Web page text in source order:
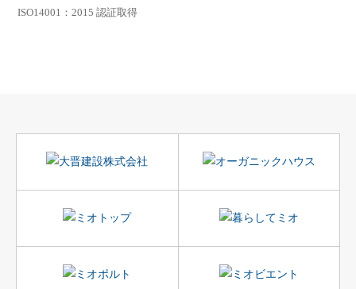
ISO14001：2015 認証取得